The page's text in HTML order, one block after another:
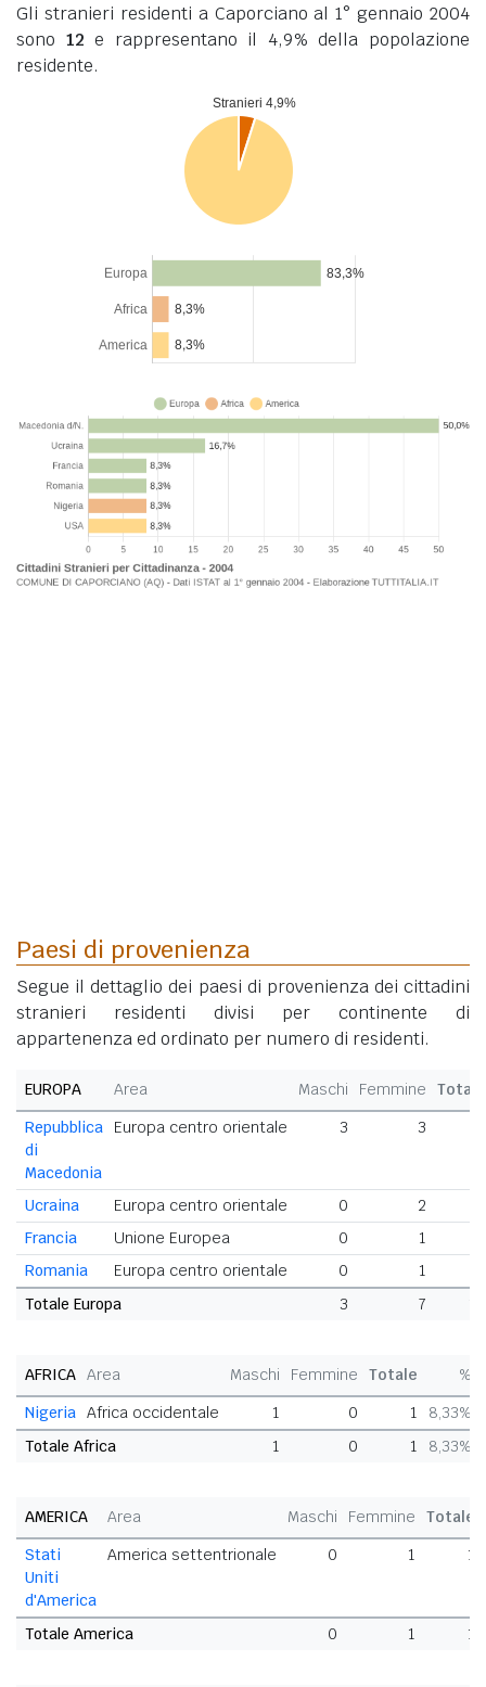
Gli stranieri residenti a Caporciano al 1° gennaio 2004
sono 12 e rappresentano il 4,9% della popolazione
residente.
Paesi di provenienza
Segue il dettaglio dei paesi di provenienza dei cittadini
stranieri residenti divisi per continente di
appartenenza ed ordinato per numero di residenti.
EUROPA Area Maschi Femmine
Totale
Repubblica
di
Macedonia
Europa centro orientale 3 3
Ucraina Europa centro orientale 0 2
Francia
Unione Europea 0 1
Romania
Europa centro orientale 0 1
Totale Europa
3 7
AFRICA Area Maschi Femmine Totale
%
Nigeria Africa occidentale 1 0 1
8,33%
Totale Africa
1 0 1 8,33%
AMERICA Area Maschi Femmine
Totale
Stati
Uniti
d'America
America settentrionale 0 1 1
Totale America 0 1 1